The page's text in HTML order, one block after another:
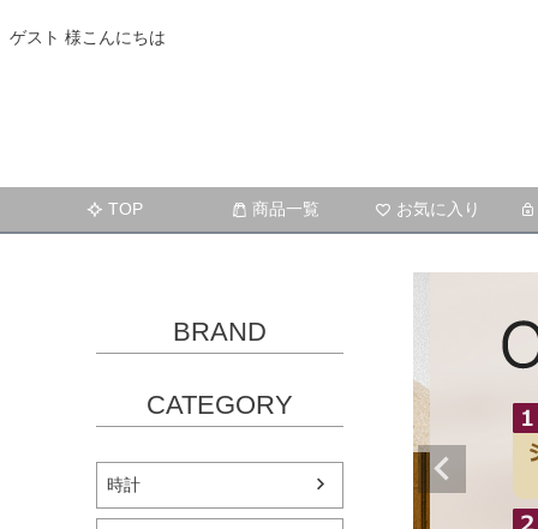
ゲスト 様こんにちは
TOP 商品一覧 お気に入り
BRAND
CATEGORY
時計